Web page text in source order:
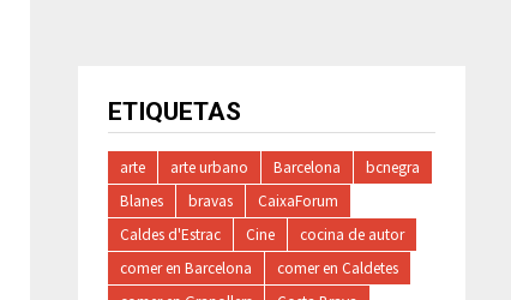
ETIQUETAS
arte arte urbano Barcelona
bcnegra
Blanes
bravas
CaixaForum
Caldes d'Estrac
Cine
cocina de autor
comer en Barcelona
comer en Caldetes